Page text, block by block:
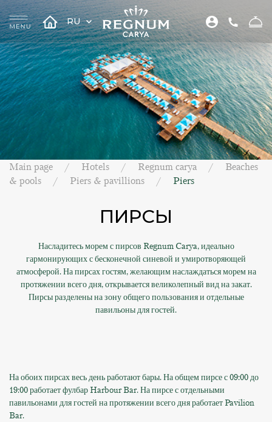
RU
Main page Hotels Regnum carya
Beaches
& pools
Piers & pavillions Piers
ПИРСЫ
Насладитесь морем с пирсов Regnum Carya, идеально
гармонирующих с бесконечной синевой и умиротворяющей
атмосферой. На пирсах гостям, желающим наслаждаться морем на
протяжении всего дня, открывается великолепный вид на закат.
Пирсы разделены на зону общего пользования и отдельные
павильоны для гостей.
На обоих пирсах весь день работают бары. На общем пирсе с 09:00 до
19:00 работает фулбар Harbour Bar. На пирсе с отдельными
павильонами для гостей на протяжении всего дня работает Pavilion
Bar.